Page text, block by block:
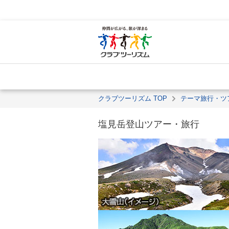
クラブツーリズム TOP テーマ旅行・ツ
塩見岳登山ツアー・旅行